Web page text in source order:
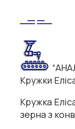
Кружки
Кружка
зерна з